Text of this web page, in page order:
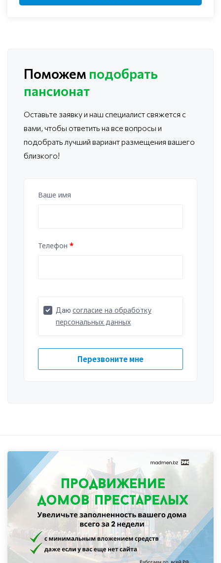
Поможем подобрать
пансионат
Оставьте заявку и наш специалист свяжется с
вами, чтобы ответить на все вопросы и
подобрать лучший вариант размещения вашего
близкого!